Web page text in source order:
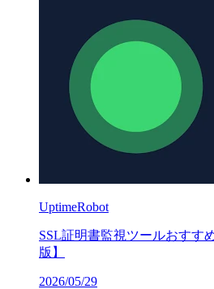
UptimeRobot
SSL証明書監視ツールおすす
版】
2026/05/29